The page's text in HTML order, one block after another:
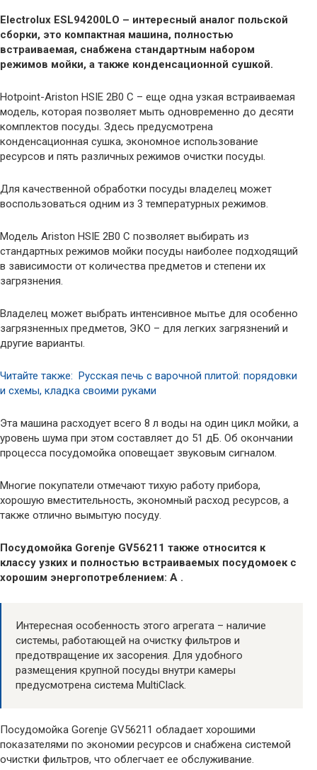
Electrolux ESL94200LO – интересный аналог польской
сборки, это компактная машина, полностью
встраиваемая, снабжена стандартным набором
режимов мойки, а также конденсационной сушкой.
Hotpoint-Ariston HSIE 2B0 C – еще одна узкая встраиваемая
модель, которая позволяет мыть одновременно до десяти
комплектов посуды. Здесь предусмотрена
конденсационная сушка, экономное использование
ресурсов и пять различных режимов очистки посуды.
Для качественной обработки посуды владелец может
воспользоваться одним из 3 температурных режимов.
Модель Ariston HSIE 2B0 C позволяет выбирать из
стандартных режимов мойки посуды наиболее подходящий
в зависимости от количества предметов и степени их
загрязнения.
Владелец может выбрать интенсивное мытье для особенно
загрязненных предметов, ЭКО – для легких загрязнений и
другие варианты.
Читайте также: Русская печь с варочной плитой: порядовки
и схемы, кладка своими руками
Эта машина расходует всего 8 л воды на один цикл мойки, а
уровень шума при этом составляет до 51 дБ. Об окончании
процесса посудомойка оповещает звуковым сигналом.
Многие покупатели отмечают тихую работу прибора,
хорошую вместительность, экономный расход ресурсов, а
также отлично вымытую посуду.
Посудомойка Gorenje GV56211 также относится к
классу узких и полностью встраиваемых посудомоек с
хорошим энергопотреблением: А .
Интересная особенность этого агрегата – наличие
системы, работающей на очистку фильтров и
предотвращение их засорения. Для удобного
размещения крупной посуды внутри камеры
предусмотрена система MultiClack.
Посудомойка Gorenje GV56211 обладает хорошими
показателями по экономии ресурсов и снабжена системой
очистки фильтров, что облегчает ее обслуживание.